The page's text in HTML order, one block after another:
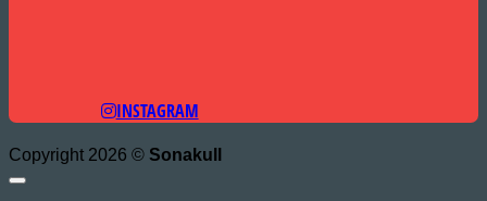
INSTAGRAM
Copyright 2026 © Sonakull